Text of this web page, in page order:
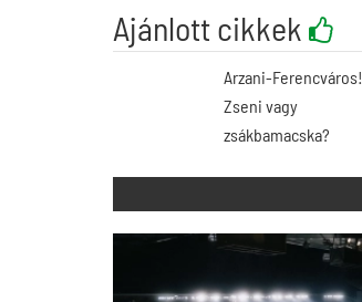
Ajánlott cikkek
Arzani-Ferencváros!
Zseni vagy
zsákbamacska?